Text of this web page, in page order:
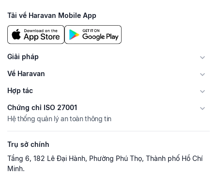
Tải về Haravan Mobile App
Giải pháp
Về Haravan
Hợp tác
Chứng chỉ ISO 27001
Hệ thống quản lý an toàn thông tin
Trụ sở chính
Tầng 6, 182 Lê Đại Hành, Phường Phú Thọ, Thành phố Hồ Chí
Minh.